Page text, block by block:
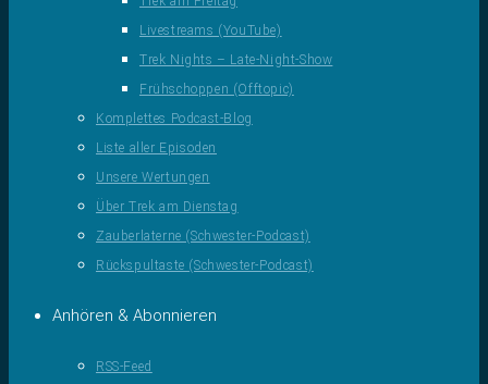
Livestreams (YouTube)
Trek Nights – Late-Night-Show
Frühschoppen (Offtopic)
Komplettes Podcast-Blog
Liste aller Episoden
Unsere Wertungen
Über Trek am Dienstag
Zauberlaterne (Schwester-Podcast)
Rückspultaste (Schwester-Podcast)
Anhören & Abonnieren
RSS-Feed